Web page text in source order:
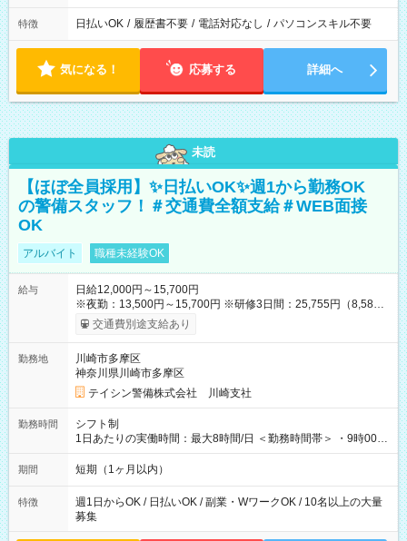
特徴 日払いOK / 履歴書不要 / 電話対応なし / パソコンスキル不要
気になる！ 応募する 詳細へ
未読
【ほぼ全員採用】✨日払いOK✨週1から勤務OK
の警備スタッフ！＃交通費全額支給＃WEB面接
OK
アルバイト 職種未経験OK
給与
日給12,000円～15,700円
※夜勤：13,500円～15,700円 ※研修3日間：25,755円（8,585円
×3日間／計21時間） ✅早上がりでも日給全額保証◎ ✅寮完備！
即入居OK！ ✅週1日～勤務OK ✅週5日勤務×フルタイムも可能 ✅
得費用は会社が全額負担します。 ＜＜ ✨紹介報奨金キャンペー
ン✨ ＞＞ 紹介する側＆入社する側も嬉しい制度！ 条件に応じ
て、下記報奨金を支給♪ ■紹介者：最大10万円 ■入社者：最大5
万円 ■入社者（即戦力）：最大7万円 【試用期間】試用期間あり
試用期間の長さ：2ヶ月 雇用形態、給与は本採用時と同じです。
交通費別途支給あり
勤務地
川崎市多摩区
神奈川県川崎市多摩区
テイシン警備株式会社 川崎支社
勤務時間
シフト制
1日あたりの実働時間：最大8時間/日 ＜勤務時間帯＞ ・9時00分
～18時00分 ・20時00分～05時00分 ◎週1日から勤務可能で、1
週間ごとの自己申告制シフトを採用。短期勤務や副業としての
イフスタイルに合わせた働き方ができます。有給休暇も積極的
に取得可能です！
期間 短期（1ヶ月以内）
特徴
週1日からOK / 日払いOK / 副業・WワークOK / 10名以上の大量
募集